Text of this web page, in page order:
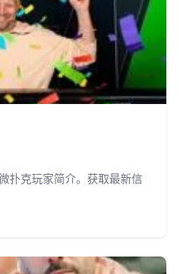
扑克玩家简介。获取最新信